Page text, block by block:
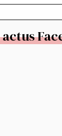
actus